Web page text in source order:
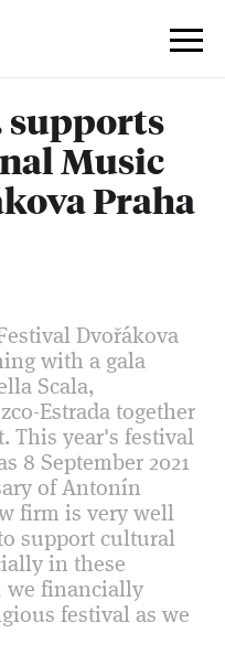
supports
Music
Praha
Dvořákova
with a gala
Scala,
Estrada together
This year's festival
8 September 2021
of Antonín
firm is very well
support cultural
in these
we financially
festival as we